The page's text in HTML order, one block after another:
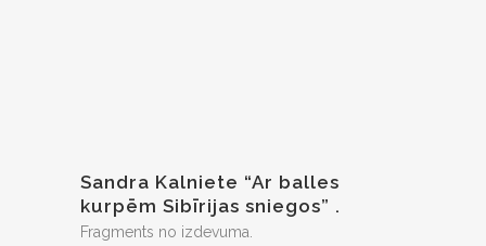
Sandra Kalniete “Ar balles
kurpēm Sibīrijas sniegos” .
Fragments no izdevuma.